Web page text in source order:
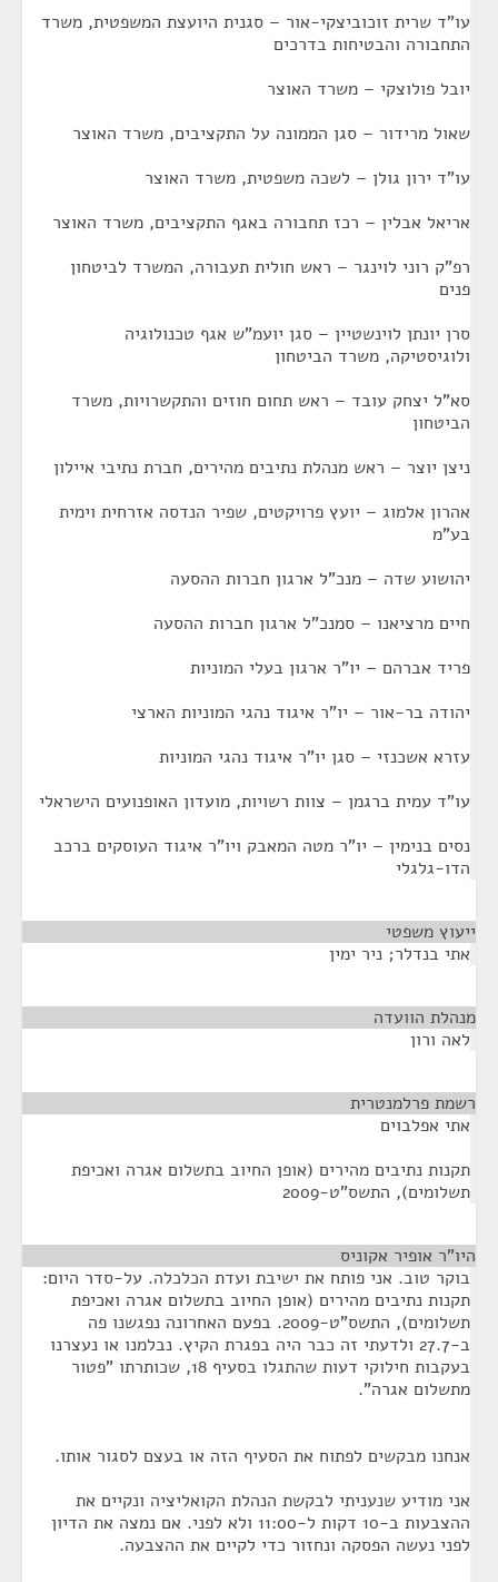
עו"ד שרית זוכוביצקי-אור – סגנית היועצת המשפטית, משרד
התחבורה והבטיחות בדרכים
יובל פולוצקי – משרד האוצר
שאול מרידור – סגן הממונה על התקציבים, משרד האוצר
עו"ד ירון גולן – לשכה משפטית, משרד האוצר
אריאל אבלין – רכז תחבורה באגף התקציבים, משרד האוצר
רפ"ק רוני לוינגר – ראש חולית תעבורה, המשרד לביטחון
פנים
סרן יונתן לוינשטיין – סגן יועמ"ש אגף טכנולוגיה
ולוגיסטיקה, משרד הביטחון
סא"ל יצחק עובד – ראש תחום חוזים והתקשרויות, משרד
הביטחון
ניצן יוצר – ראש מנהלת נתיבים מהירים, חברת נתיבי איילון
אהרון אלמוג – יועץ פרויקטים, שפיר הנדסה אזרחית וימית
בע"מ
יהושוע שדה – מנכ"ל ארגון חברות ההסעה
חיים מרציאנו – סמנכ"ל ארגון חברות ההסעה
פריד אברהם – יו"ר ארגון בעלי המוניות
יהודה בר-אור – יו"ר איגוד נהגי המוניות הארצי
עזרא אשכנזי – סגן יו"ר איגוד נהגי המוניות
עו"ד עמית ברגמן – צוות רשויות, מועדון האופנועים הישראלי
נסים בנימין – יו"ר מטה המאבק ויו"ר איגוד העוסקים ברכב
הדו-גלגלי
ייעוץ משפטי
אתי בנדלר; ניר ימין
מנהלת הוועדה
לאה ורון
רשמת פרלמנטרית
אתי אפלבוים
תקנות נתיבים מהירים (אופן החיוב בתשלום אגרה ואכיפת
תשלומים), התשס"ט-2009
היו"ר אופיר אקוניס
בוקר טוב. אני פותח את ישיבת ועדת הכלכלה. על-סדר היום:
תקנות נתיבים מהירים (אופן החיוב בתשלום אגרה ואכיפת
תשלומים), התשס"ט-2009. בפעם האחרונה נפגשנו פה
ב-27.7 ולדעתי זה כבר היה בפגרת הקיץ. נבלמנו או נעצרנו
בעקבות חילוקי דעות שהתגלו בסעיף 18, שכותרתו "פטור
מתשלום אגרה".
אנחנו מבקשים לפתוח את הסעיף הזה או בעצם לסגור אותו.
אני מודיע שנעניתי לבקשת הנהלת הקואליציה ונקיים את
ההצבעות ב-10 דקות ל-11:00 ולא לפני. אם נמצה את הדיון
לפני נעשה הפסקה ונחזור כדי לקיים את ההצבעה.